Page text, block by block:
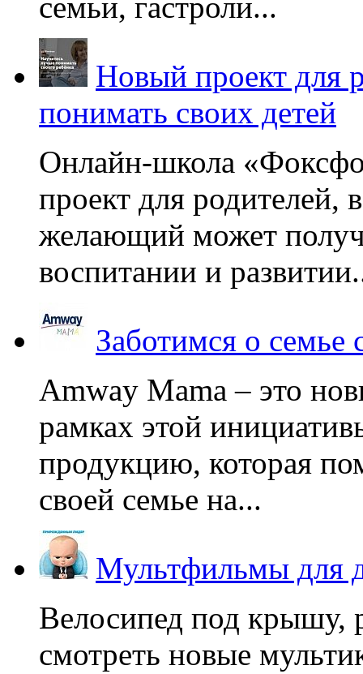
Новый проект для
понимать своих детей
Онлайн-школа
проект для родителей,
желающий может
воспитании и
Заботимся о
Amway Mama – это
рамках этой
продукцию, которая
своей семье на...
Мультфильмы для
Велосипед под крышу,
смотреть новые